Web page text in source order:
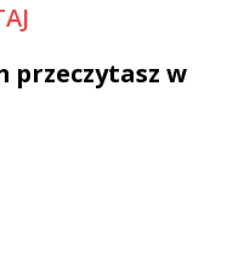
przeczytasz w